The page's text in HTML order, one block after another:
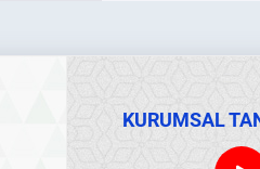
KURUMSAL